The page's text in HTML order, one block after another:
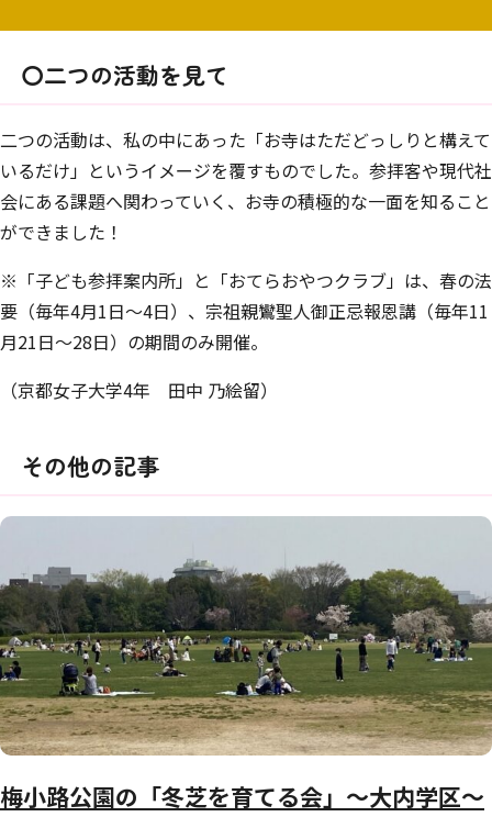
〇二つの活動を見て
二つの活動は、私の中にあった「お寺はただどっしりと構えて
いるだけ」というイメージを覆すものでした。参拝客や現代社
会にある課題へ関わっていく、お寺の積極的な一面を知ること
ができました！
※「子ども参拝案内所」と「おてらおやつクラブ」は、春の法
要（毎年4月1日～4日）、宗祖親鸞聖人御正忌報恩講（毎年11
月21日～28日）の期間のみ開催。
（京都女子大学4年 田中 乃絵留）
その他の記事
梅小路公園の「冬芝を育てる会」～大内学区～